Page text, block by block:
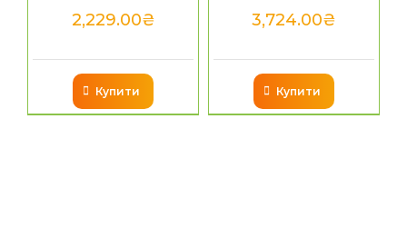
2,229.00₴
Купити
3,724.00₴
Купити